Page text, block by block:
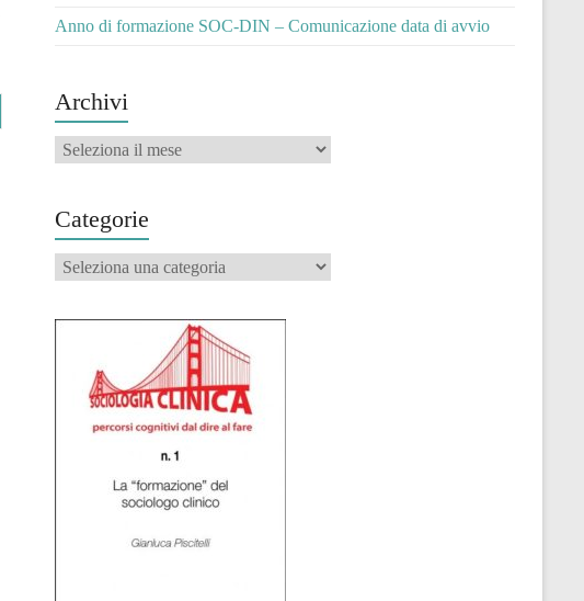
Anno di formazione SOC-DIN – Comunicazione data di avvio
Archivi
Archivi
Categorie
Categorie